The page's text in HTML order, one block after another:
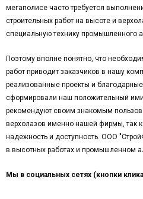
мегаполисе часто требуется
строительных работ на высоте и
специальную технику промышленного
Поэтому вполне понятно, что
работ приводит заказчиков в нашу
реализованные проекты и
сформировали наш положительный
рекомендуют своим знакомым
верхолазов именно нашей фирмы, так
надежность и доступность. ООО
в высотных работах и ​​промышленном
Мы в социальных сетях (кнопки